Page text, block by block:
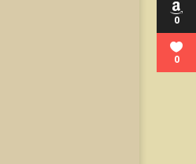
0
0